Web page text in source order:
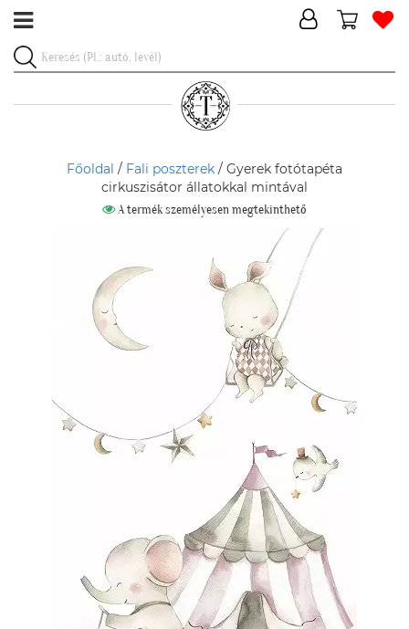
Főoldal / Fali poszterek / Gyerek fotótapéta
cirkuszisátor állatokkal mintával
A termék személyesen megtekinthető